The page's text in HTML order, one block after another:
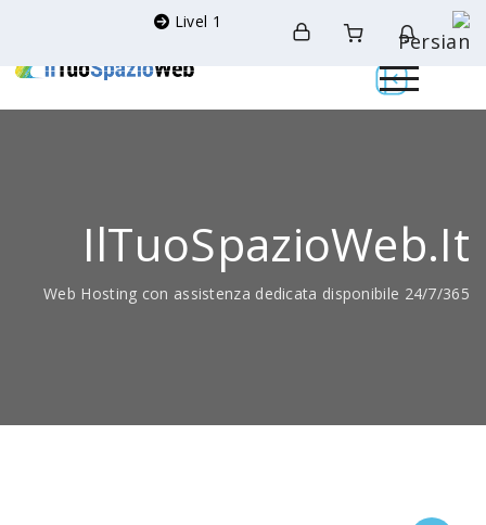
Livel 1
IlTuoSpazioWeb.it
Web Hosting con assistenza dedicata disponibile 24/7/365